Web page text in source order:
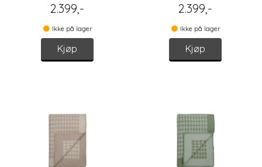
2.399,-
Ikke på lager
Kjøp
2.399,-
Ikke på lager
Kjøp